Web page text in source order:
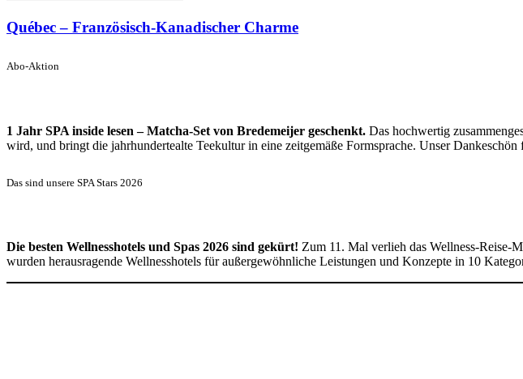
Québec – Französisch-Kanadischer Charme
Abo-Aktion
1 Jahr SPA inside lesen – Matcha-Set von Bredemeijer geschenkt. Das hochwertig
wird, und bringt die jahrhundertealte Teekultur in eine zeitgemäße Formsprache. Unser Dankeschön
Das sind unsere SPA Stars 2026
Die besten Wellnesshotels und Spas 2026 sind gekürt! Zum 11. Mal verlieh das Wellness-Reise-
wurden herausragende Wellnesshotels für außergewöhnliche Leistungen und Konzepte in 10